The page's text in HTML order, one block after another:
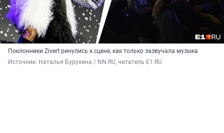
Поклонники Zivert ринулись к сцене, как только зазвучала музыка
Источник: Наталья Бурухина / NN.RU, читатель E1.RU